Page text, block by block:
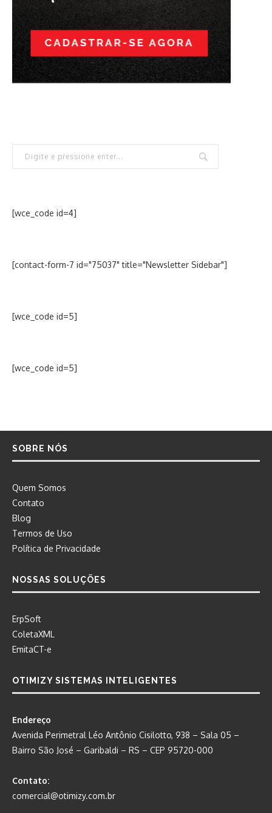
[wce_code id=4]
[contact-form-7 id="75037" title="Newsletter Sidebar"]
[wce_code id=5]
[wce_code id=5]
SOBRE NÓS
Quem Somos
Contato
Blog
Termos de Uso
Política de Privacidade
NOSSAS SOLUÇÕES
ErpSoft
ColetaXML
EmitaCT-e
OTIMIZY SISTEMAS INTELIGENTES
Endereço
Avenida Perimetral Léo Antônio Cisilotto, 938 – Sala 05 –
Bairro São José – Garibaldi – RS – CEP 95720-000
Contato:
comercial@otimizy.com.br